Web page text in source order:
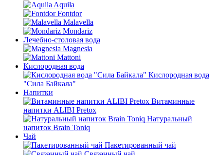
Aquila
Fontdor
Malavella
Mondariz
Лечебно-столовая вода
Magnesia
Mattoni
Кислородная вода
Кислородная вода
"Сила Байкала"
Напитки
Витаминные
напитки ALIBI Pretox
Натуральный
напиток Brain Toniq
Чай
Пакетированный чай